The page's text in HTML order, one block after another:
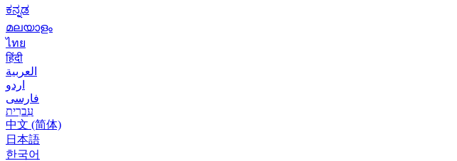
ಕನ್ನಡ
മലയാളം
ไทย
हिंदी
العربية
اردو
فارسی
עִברִית
中文 (简体)
日本語
한국어